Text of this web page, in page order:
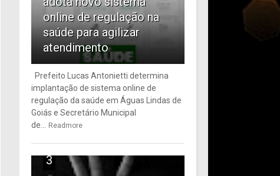
online de regulação na
saúde para agilizar
atendimento
Prefeito Lucas Antonietti determina
implantação de sistema online de
regulação da saúde em Águas Lindas de
Goiás e Secretário Municipal
de...
Readmore
3